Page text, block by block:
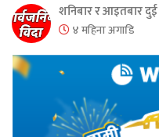
शनिबार र आइतबार दुई
४ महिना अगाडि